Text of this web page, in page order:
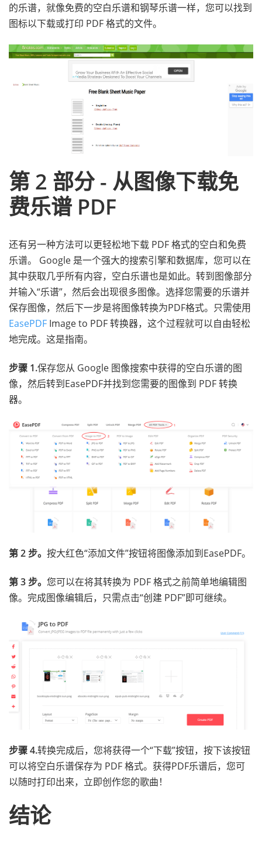
的乐谱，就像免费的空白乐谱和钢琴乐谱一样，您可以找到
图标以下载或打印 PDF 格式的文件。
第 2 部分 - 从图像下载免
费乐谱 PDF
还有另一种方法可以更轻松地下载 PDF 格式的空白和免费
乐谱。 Google 是一个强大的搜索引擎和数据库，您可以在
其中获取几乎所有内容，空白乐谱也是如此。转到图像部分
并输入“乐谱”，然后会出现很多图像。选择您需要的乐谱并
保存图像，然后下一步是将图像转换为PDF格式。只需使用
EasePDF Image to PDF 转换器，这个过程就可以自由轻松
地完成。这是指南。
步骤 1.保存您从 Google 图像搜索中获得的空白乐谱的图
像，然后转到EasePDF并找到您需要的图像到 PDF 转换
器。
第 2 步。 按大红色“添加文件”按钮将图像添加到EasePDF。
第 3 步。 您可以在将其转换为 PDF 格式之前简单地编辑图
像。完成图像编辑后，只需点击“创建 PDF”即可继续。
步骤 4.转换完成后，您将获得一个“下载”按钮，按下该按钮
可以将空白乐谱保存为 PDF 格式。获得PDF乐谱后，您可
以随时打印出来，立即创作您的歌曲！
结论